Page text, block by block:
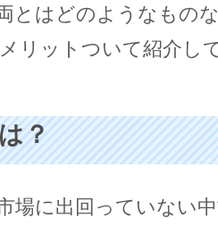
とはどのようなもの
リットついて紹介し
？
場に出回っていない